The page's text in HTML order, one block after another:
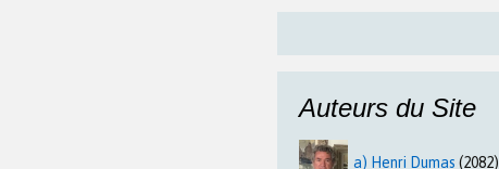
Auteurs du Site
a) Henri Dumas (2082)